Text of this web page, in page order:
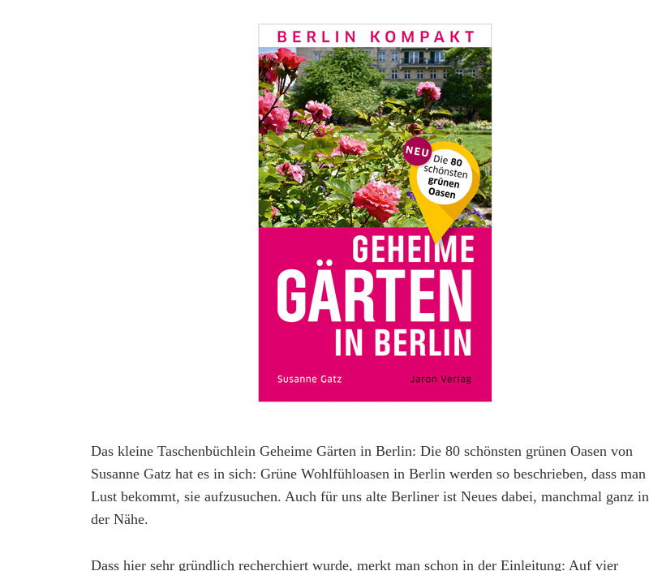
Das kleine Taschenbüchlein Geheime Gärten in Berlin: Die 80 schönsten grünen Oasen von
Susanne Gatz hat es in sich: Grüne Wohlfühloasen in Berlin werden so beschrieben, dass man
Lust bekommt, sie aufzusuchen. Auch für uns alte Berliner ist Neues dabei, manchmal ganz in
der Nähe.
Dass hier sehr gründlich recherchiert wurde, merkt man schon in der Einleitung: Auf vier